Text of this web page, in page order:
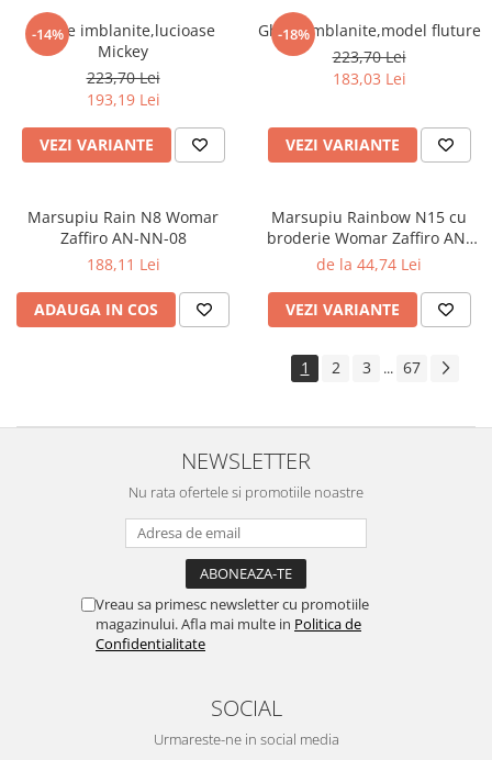
-14%
Ghete imblanite,lucioase
Mickey
223,70 Lei
193,19 Lei
VEZI VARIANTE
-18%
Ghete imblanite,model fluture
223,70 Lei
183,03 Lei
VEZI VARIANTE
Marsupiu Rain N8 Womar
Zaffiro AN-NN-08
188,11 Lei
ADAUGA IN COS
Marsupiu Rainbow N15 cu
broderie Womar Zaffiro AN-
NZ-15E
de la 44,74 Lei
VEZI VARIANTE
1 2 3 ... 67
NEWSLETTER
Nu rata ofertele si promotiile noastre
Vreau sa primesc newsletter cu promotiile
magazinului. Afla mai multe in Politica de
Confidentialitate
SOCIAL
Urmareste-ne in social media